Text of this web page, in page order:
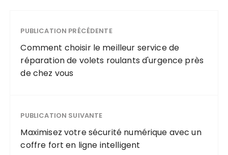
course
réussie
tourisme
d’affaires et
de loisirs
PUBLICATION PRÉCÉDENTE
Comment choisir le meilleur service de
réparation de volets roulants d'urgence près
de chez vous
PUBLICATION SUIVANTE
Maximisez votre sécurité numérique avec un
coffre fort en ligne intelligent